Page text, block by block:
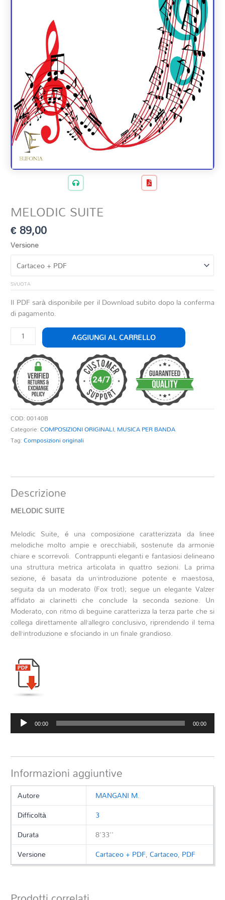
MELODIC SUITE
€89,00
Versione
SVUOTA
Il PDF sarà disponibile per il Download subito dopo la conferma
di pagamento.
MELODIC
SUITE
quantità
AGGIUNGI AL CARRELLO
COD:00140B
Categorie:COMPOSIZIONI ORIGINALI, MUSICA PER BANDA
Tag:Composizioni originali
Descrizione
MELODIC SUITE
Melodic Suite, é una composizione caratterizzata da linee
melodiche molto ampie e orecchiabili, sostenute da armonie
chiare e scorrevoli. Contrappunti eleganti e fantasiosi delineano
una struttura metrica articolata in quattro sezioni. La prima
sezione, é basata da un’introduzione potente e maestosa,
seguita da un moderato (Fox trot); segue un elegante Valzer
affidato ai clarinetti che conclude la seconda sezione. Un
Moderato, con ritmo di beguine caratterizza la terza parte che si
collega direttamente all’allegro conclusivo, riprendendo il tema
dell’introduzione e sfociando in un finale grandioso.
Audio
Player
00:00 00:00
Informazioni aggiuntive
Autore
MANGANI M.
Difficoltà
3
Durata
8'33''
Versione
Cartaceo + PDF,Cartaceo, PDF